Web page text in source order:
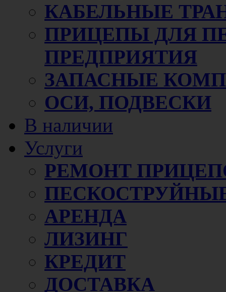
КАБЕЛЬНЫЕ
ПРИЦЕПЫ ДЛЯ
ПРЕДПРИЯТИЯ
ЗАПАСНЫЕ
ОСИ, ПОДВЕСКИ
В наличии
Услуги
РЕМОНТ
АРЕНДА
ЛИЗИНГ
КРЕДИТ
ДОСТАВКА